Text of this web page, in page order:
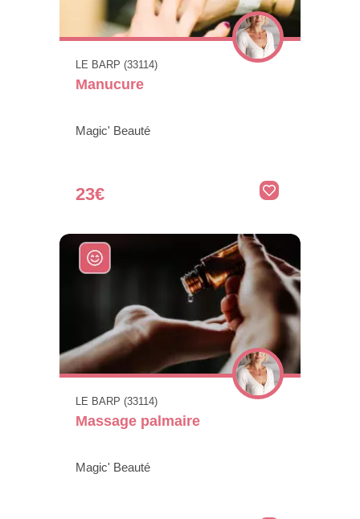
LE BARP (33114)
Manucure
Magic' Beauté
23€
LE BARP (33114)
Massage palmaire
Magic' Beauté